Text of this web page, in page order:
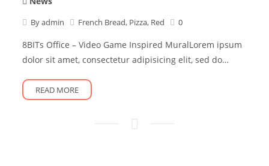
Byadmin French Bread, Pizza, Red 0
8BITs Office – Video Game Inspired MuralLorem ipsum
dolor sit amet, consectetur adipisicing elit, sed do…
READ MORE